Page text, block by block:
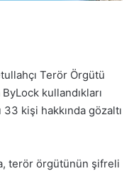
Terör Örgütü
kullandıkları
kişi hakkında gözaltı
terör örgütünün şifreli